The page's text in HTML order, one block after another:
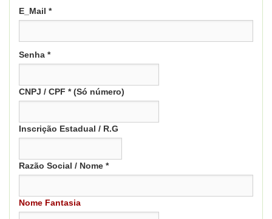
E_Mail *
Senha *
CNPJ / CPF * (Só número)
Inscrição Estadual / R.G
Razão Social / Nome *
Nome Fantasia